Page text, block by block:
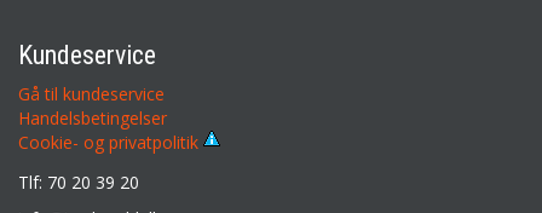
Kundeservice
Gå til kundeservice
Handelsbetingelser
Cookie- og privatpolitik
Tlf: 70 20 39 20